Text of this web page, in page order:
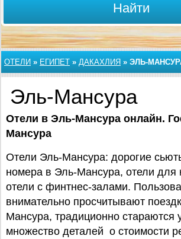
Найти
ОТЕЛИ » ЕГИПЕТ » ДАКАХЛИЯ » ЭЛЬ-
Эль-Мансура
Отели в Эль-Мансура онлайн.
Мансура
Отели Эль-Мансура: дорогие
номера в Эль-Мансура, отели для
отели с финтнес-залами.
внимательно просчитывают
Мансура, традиционно стараются
множество деталей о стоимости